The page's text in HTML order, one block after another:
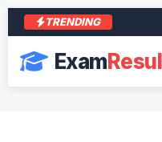
TRENDING
Exam